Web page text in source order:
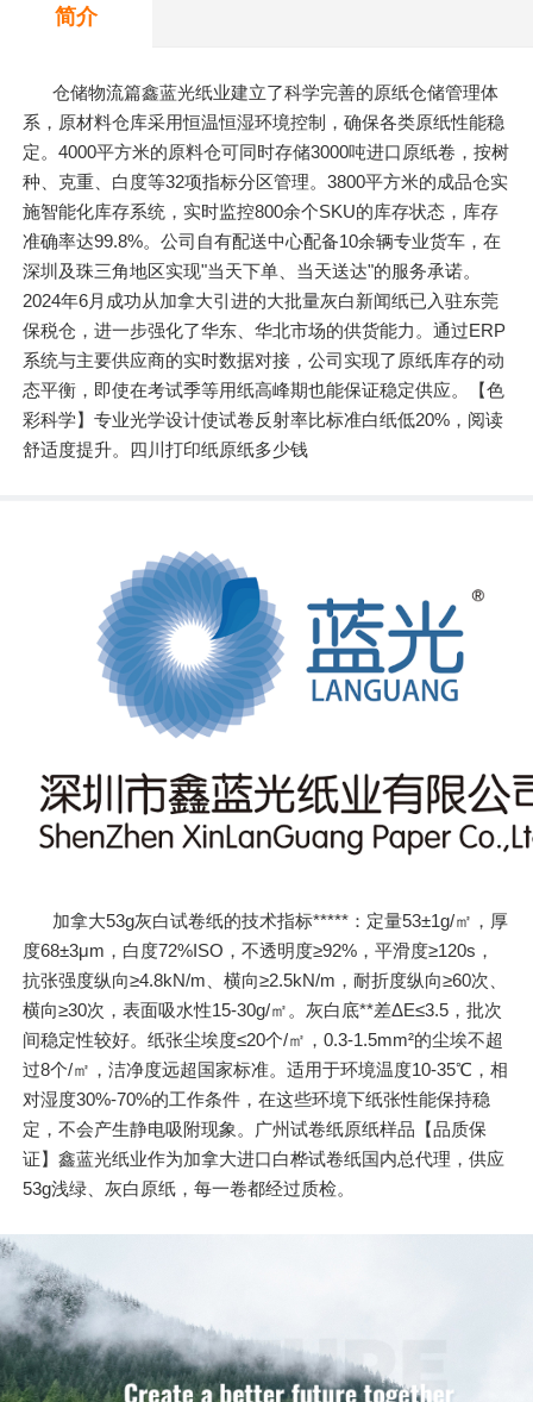
简介
仓储物流篇鑫蓝光纸业建立了科学完善的原纸仓储管理体
系，原材料仓库采用恒温恒湿环境控制，确保各类原纸性能稳
定。4000平方米的原料仓可同时存储3000吨进口原纸卷，按树
种、克重、白度等32项指标分区管理。3800平方米的成品仓实
施智能化库存系统，实时监控800余个SKU的库存状态，库存
准确率达99.8%。公司自有配送中心配备10余辆专业货车，在
深圳及珠三角地区实现"当天下单、当天送达"的服务承诺。
2024年6月成功从加拿大引进的大批量灰白新闻纸已入驻东莞
保税仓，进一步强化了华东、华北市场的供货能力。通过ERP
系统与主要供应商的实时数据对接，公司实现了原纸库存的动
态平衡，即使在考试季等用纸高峰期也能保证稳定供应。【色
彩科学】专业光学设计使试卷反射率比标准白纸低20%，阅读
舒适度提升。四川打印纸原纸多少钱
加拿大53g灰白试卷纸的技术指标*****：定量53±1g/㎡，厚
度68±3μm，白度72%ISO，不透明度≥92%，平滑度≥120s，
抗张强度纵向≥4.8kN/m、横向≥2.5kN/m，耐折度纵向≥60次、
横向≥30次，表面吸水性15-30g/㎡。灰白底**差ΔE≤3.5，批次
间稳定性较好。纸张尘埃度≤20个/㎡，0.3-1.5mm²的尘埃不超
过8个/㎡，洁净度远超国家标准。适用于环境温度10-35℃，相
对湿度30%-70%的工作条件，在这些环境下纸张性能保持稳
定，不会产生静电吸附现象。广州试卷纸原纸样品【品质保
证】鑫蓝光纸业作为加拿大进口白桦试卷纸国内总代理，供应
53g浅绿、灰白原纸，每一卷都经过质检。